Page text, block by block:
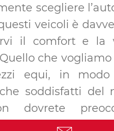
scegliere
veicoli è
il comfort e la
che
equi, in modo
soddisfatti del
dovrete